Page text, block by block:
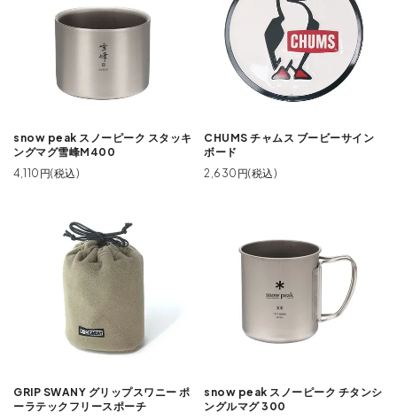
snow peak スノーピーク スタッキ
ングマグ雪峰M400
4,110円(税込)
CHUMS チャムス ブービーサイン
ボード
2,630円(税込)
GRIP SWANY グリップスワニー ポ
ーラテックフリースポーチ
snow peak スノーピーク チタンシ
ングルマグ 300